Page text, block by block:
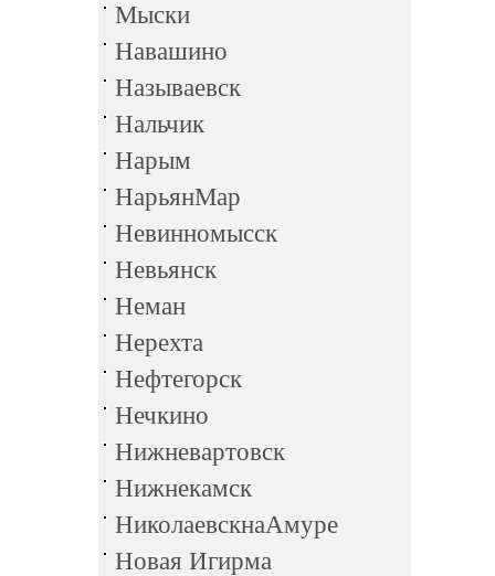
Мыски
Навашино
Называевск
Нальчик
Нарым
НарьянМар
Невинномысск
Невьянск
Неман
Нерехта
Нефтегорск
Нечкино
Нижневартовск
Нижнекамск
НиколаевскнаАмуре
Новая Игирма